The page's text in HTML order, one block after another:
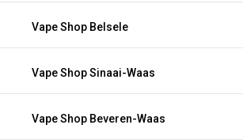
Vape Shop Belsele
Vape Shop Sinaai-Waas
Vape Shop Beveren-Waas